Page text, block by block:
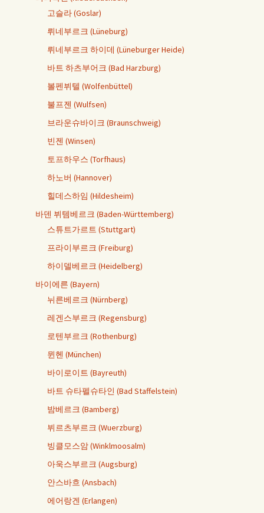
고슬라 (Goslar)
뤼네부르크 (Lüneburg)
뤼네부르크 하이데 (Lüneburger Heide)
바트 하츠부어크 (Bad Harzburg)
볼펜뷔텔 (Wolfenbüttel)
불프젠 (Wulfsen)
브라운슈바이크 (Braunschweig)
빈젠 (Winsen)
토프하우스 (Torfhaus)
하노버 (Hannover)
힐데스하임 (Hildesheim)
바덴 뷔템베르크 (Baden-Württemberg)
스튜트가르트 (Stuttgart)
프라이부르크 (Freiburg)
하이델베르크 (Heidelberg)
바이에른 (Bayern)
뉘른베르크 (Nürnberg)
레겐스부르크 (Regensburg)
로텐부르크 (Rothenburg)
뮌헨 (München)
바이로이트 (Bayreuth)
바트 슈타펠슈타인 (Bad Staffelstein)
밤베르크 (Bamberg)
뷔르츠부르크 (Wuerzburg)
빙클모스암 (Winklmoosalm)
아욱스부르크 (Augsburg)
안스바흐 (Ansbach)
에어랑겐 (Erlangen)